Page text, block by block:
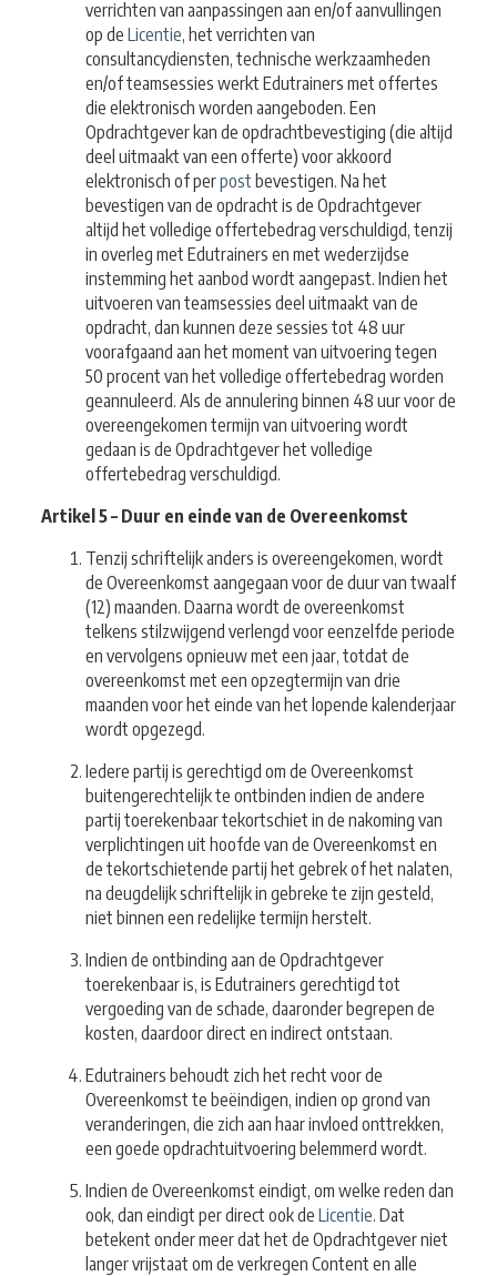
verrichten van aanpassingen aan en/of aanvullingen
op de Licentie, het verrichten van
consultancydiensten, technische werkzaamheden
en/of teamsessies werkt Edutrainers met offertes
die elektronisch worden aangeboden. Een
Opdrachtgever kan de opdrachtbevestiging (die altijd
deel uitmaakt van een offerte) voor akkoord
elektronisch of perpost bevestigen. Na het
bevestigen van de opdracht is de Opdrachtgever
altijd het volledige offertebedrag verschuldigd, tenzij
in overleg met Edutrainers en met wederzijdse
instemming het aanbod wordt aangepast. Indien het
uitvoeren van teamsessies deel uitmaakt van de
opdracht, dan kunnen deze sessies tot 48 uur
voorafgaand aan het moment van uitvoering tegen
50 procent van het volledige offertebedrag worden
geannuleerd. Als de annulering binnen 48 uur voor de
overeengekomen termijn van uitvoering wordt
gedaan is de Opdrachtgever het volledige
offertebedrag verschuldigd.
Artikel 5 – Duur en einde van de Overeenkomst
Tenzij schriftelijk anders is overeengekomen, wordt
de Overeenkomst aangegaan voor de duur van twaalf
(12) maanden. Daarna wordt de overeenkomst
telkens stilzwijgend verlengd voor eenzelfde periode
en vervolgens opnieuw met een jaar, totdat de
overeenkomst met een opzegtermijn van drie
maanden voor het einde van het lopende kalenderjaar
wordt opgezegd.
Iedere partij is gerechtigd om de Overeenkomst
buitengerechtelijk te ontbinden indien de andere
partij toerekenbaar tekortschiet in de nakoming van
verplichtingen uit hoofde van de Overeenkomst en
de tekortschietende partij het gebrek of het nalaten,
na deugdelijk schriftelijk in gebreke te zijn gesteld,
niet binnen een redelijke termijn herstelt.
Indien de ontbinding aan de Opdrachtgever
toerekenbaar is, is Edutrainers gerechtigd tot
vergoeding van de schade, daaronder begrepen de
kosten, daardoor direct en indirect ontstaan.
Edutrainers behoudt zich het recht voor de
Overeenkomst te beëindigen, indien op grond van
veranderingen, die zich aan haar invloed onttrekken,
een goede opdrachtuitvoering belemmerd wordt.
Indien de Overeenkomst eindigt, om welke reden dan
ook, dan eindigt per direct ook de Licentie. Dat
betekent onder meer dat het de Opdrachtgever niet
langer vrijstaat om de verkregen Content en alle